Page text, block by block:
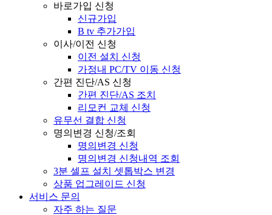
바로가입 신청
신규가입
B tv 추가가입
이사/이전 신청
이전 설치 신청
가정내 PC/TV 이동 신청
간편 진단/AS 신청
간편 진단/AS 조치
리모컨 교체 신청
유무선 결합 신청
명의변경 신청/조회
명의변경 신청
명의변경 신청내역 조회
3분 셀프 설치 셋톱박스 변경
상품 업그레이드 신청
서비스 문의
자주 하는 질문